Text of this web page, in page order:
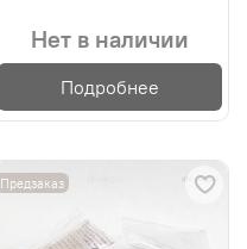
Нет в наличии
Подробнее
Предзаказ